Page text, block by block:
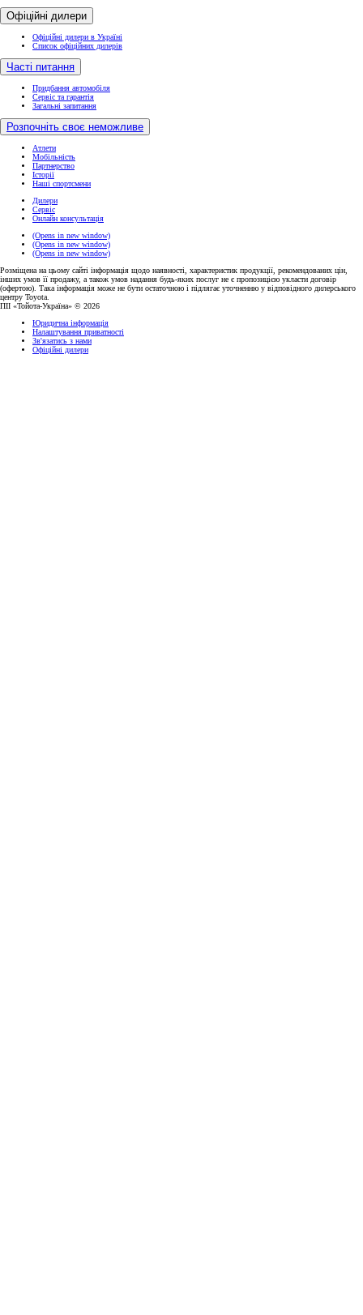
Офіційні дилери
Офіційні дилери в Україні
Список офіційних дилерів
Часті питання
Придбання автомобіля
Сервіс та гарантія
Загальні запитання
Розпочніть своє неможливе
Атлети
Мобільність
Партнерство
Історії
Наші спортсмени
Дилери
Сервіс
Онлайн консультація
(Opens in new window)
(Opens in new window)
(Opens in new window)
Розміщена на цьому сайті інформація щодо наявності, характеристик продукції, рекомендованих цін,
інших умов її продажу, а також умов надання будь-яких послуг не є пропозицією укласти договір
(офертою). Така інформація може не бути остаточною і підлягає уточненню у відповідного дилерського
центру Toyota.
ПІІ «Тойота-Україна» © 2026
Юридична інформація
Налаштування приватності
Зв'язатись з нами
Офіційні дилери